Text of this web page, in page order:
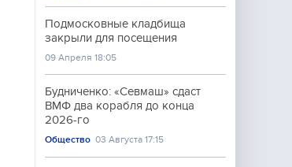
Подмосковные кладбища
закрыли для посещения
09 Апреля 18:05
Будниченко: «Севмаш» сдаст
ВМФ два корабля до конца
2026-го
Общество 03 Августа 17:15